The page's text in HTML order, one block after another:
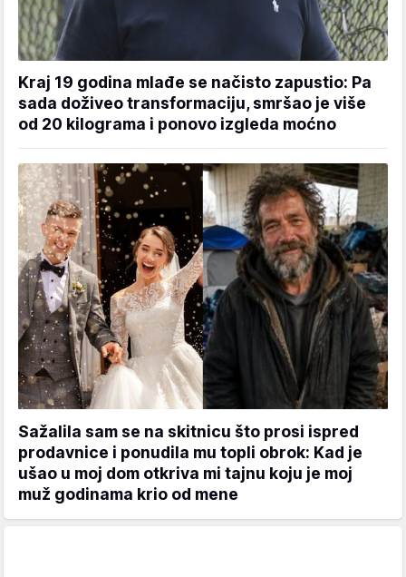
Kraj 19 godina mlađe se načisto zapustio: Pa
sada doživeo transformaciju, smršao je više
od 20 kilograma i ponovo izgleda moćno
Sažalila sam se na skitnicu što prosi ispred
prodavnice i ponudila mu topli obrok: Kad je
ušao u moj dom otkriva mi tajnu koju je moj
muž godinama krio od mene